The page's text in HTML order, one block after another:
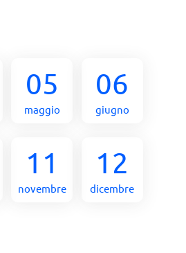
05
maggio
06
giugno
11
novembre
12
dicembre